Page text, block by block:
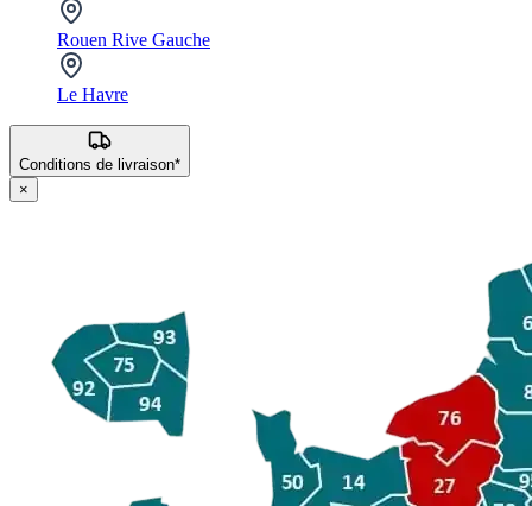
Rouen Rive Gauche
Le Havre
Conditions de livraison*
×